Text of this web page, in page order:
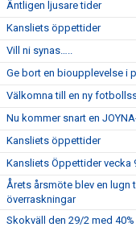
Äntligen ljusare tider
Kansliets öppettider
Vill ni synas…..
Ge bort en bioupplevelse i
Välkomna till en ny
Nu kommer snart en
Kansliets öppettider
Kansliets Öppettider vecka
Årets årsmöte blev en lugn
överraskningar
Skokväll den 29/2 med